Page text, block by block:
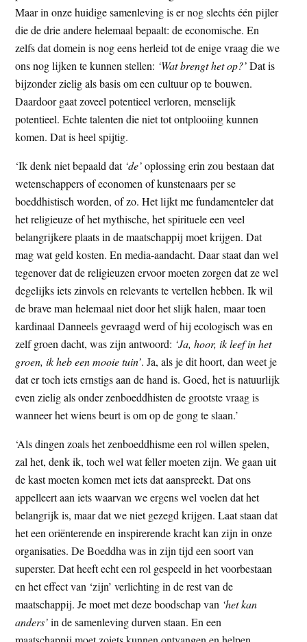
Maar in onze huidige samenleving is er nog slechts één pijler
die de drie andere helemaal bepaalt: de economische. En
zelfs dat domein is nog eens herleid tot de enige vraag die we
ons nog lijken te kunnen stellen: ‘Wat brengt het op?’Dat is
bijzonder zielig als basis om een cultuur op te bouwen.
Daardoor gaat zoveel potentieel verloren, menselijk
potentieel. Echte talenten die niet tot ontplooiing kunnen
komen. Dat is heel spijtig.
‘Ik denk niet bepaald dat ‘de’oplossing erin zou bestaan dat
wetenschappers of economen of kunstenaars per se
boeddhistisch worden, of zo. Het lijkt me fundamenteler dat
het religieuze of het mythische, het spirituele een veel
belangrijkere plaats in de maatschappij moet krijgen. Dat
mag wat geld kosten. En media-aandacht. Daar staat dan wel
tegenover dat de religieuzen ervoor moeten zorgen dat ze wel
degelijks iets zinvols en relevants te vertellen hebben. Ik wil
de brave man helemaal niet door het slijk halen, maar toen
kardinaal Danneels gevraagd werd of hij ecologisch was en
zelf groen dacht, was zijn antwoord: ‘Ja, hoor, ik leef in het
groen, ik heb een mooie tuin’. Ja, als je dit hoort, dan weet je
dat er toch iets ernstigs aan de hand is. Goed, het is natuurlijk
even zielig als onder zenboeddhisten de grootste vraag is
wanneer het wiens beurt is om op de gong te slaan.’
‘Als dingen zoals het zenboeddhisme een rol willen spelen,
zal het, denk ik, toch wel wat feller moeten zijn. We gaan uit
de kast moeten komen met iets dat aanspreekt. Dat ons
appelleert aan iets waarvan we ergens wel voelen dat het
belangrijk is, maar dat we niet gezegd krijgen. Laat staan dat
het een oriënterende en inspirerende kracht kan zijn in onze
organisaties. De Boeddha was in zijn tijd een soort van
superster. Dat heeft echt een rol gespeeld in het voorbestaan
en het effect van ‘zijn’ verlichting in de rest van de
maatschappij. Je moet met deze boodschap van ‘het kan
anders’in de samenleving durven staan. En een